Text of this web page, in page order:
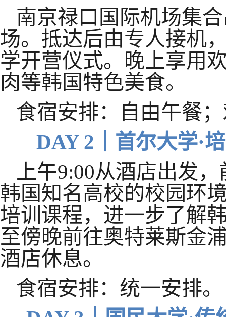
南京禄口国际机场集
场。抵达后由专人接机
学开营仪式。晚上享用
肉等韩国特色美食。
食宿安排：自由午餐
DAY 2｜首尔大学·
上午9:00从酒店出发
韩国知名高校的校园环
培训课程，进一步了解
至傍晚前往奥特莱斯金
酒店休息。
食宿安排：统一安排。